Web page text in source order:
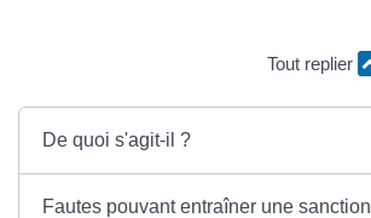
Tout replier
De quoi s'agit-il ?
Fautes pouvant entraîner une sanction